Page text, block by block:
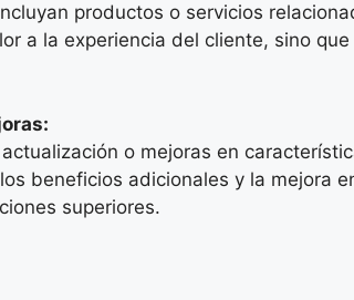
productos o servicios
a la experiencia del cliente, sino
o mejoras en
beneficios adicionales y la mejora
superiores.